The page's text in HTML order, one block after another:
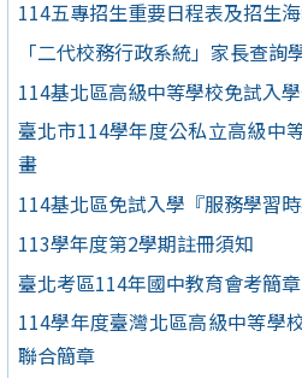
114五專招生重要日程表及招生
「二代校務行政系統」家長查詢
114基北區高級中等學校免試入
臺北市114學年度公私立高級中
畫
114基北區免試入學『服務學習
113學年度第2學期註冊須知
臺北考區114年國中教育會考簡章
114學年度臺灣北區高級中等學
聯合簡章